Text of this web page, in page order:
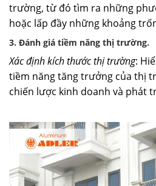
trường, từ đó tìm ra những
hoặc lấp đầy những khoảng
3. Đánh giá tiềm năng thị trường.
Xác định kích thước thị trường:
tiềm năng tăng trưởng của thị
chiến lược kinh doanh và phát